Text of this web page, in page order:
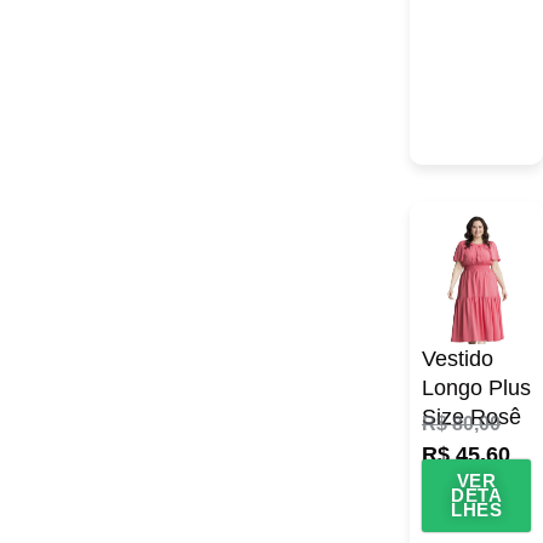
Vestido
Longo Plus
Size Rosê
R$80,00
R$45,60
VER
DETA
LHES